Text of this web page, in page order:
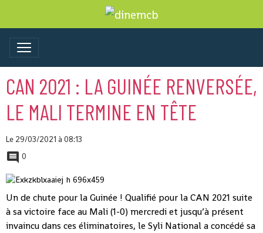
CAN 2021 : LA GUINÉE RENVERSÉE,
LE MALI TERMINE EN TÊTE
Le 29/03/2021 à 08:13
0
Un de chute pour la Guinée ! Qualifié pour la CAN 2021 suite
à sa victoire face au Mali (1-0) mercredi et jusqu’à présent
invaincu dans ces éliminatoires, le Syli National a concédé sa